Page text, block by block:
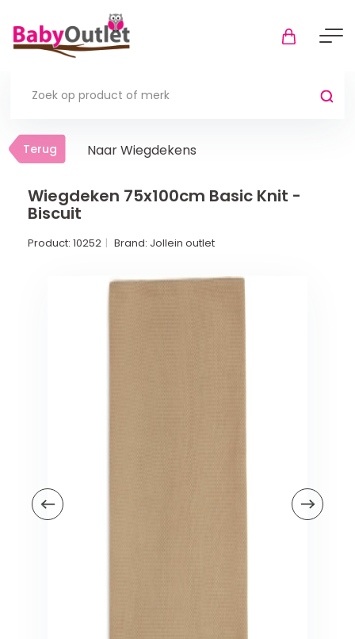
Terug
Thuis
Boxmatrassen en hoeslakens
Kinderstoelen
Terug Naar Wiegdekens
Wiegdeken 75x100cm Basic Knit -
Biscuit
Product: 10252 Brand: Jollein outlet